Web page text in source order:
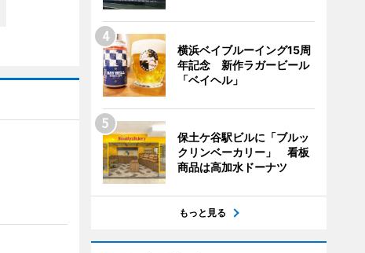
横浜ベイブルーイング15周
年記念 新作ラガービール
「ベイヘル」
保土ケ谷駅ビルに「ブルッ
クリンベーカリー」 看板
商品は高加水ドーナツ
もっと見る